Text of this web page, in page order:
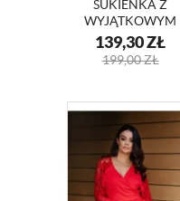
SUKIENKA Z
WYJĄTKOWYM
PRINTEM TINA
KM345
139,30ZŁ
199,00ZŁ